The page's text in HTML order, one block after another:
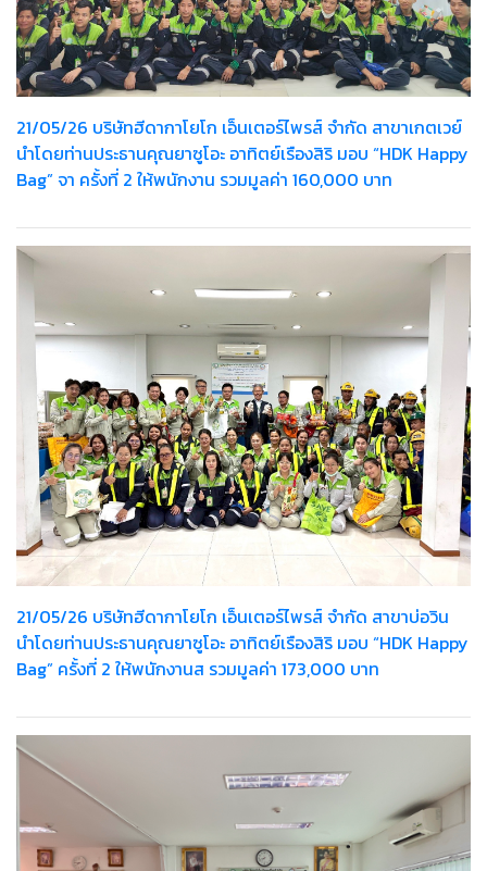
21/05/26 บริษัทฮีดากาโยโก เอ็นเตอร์ไพรส์ จำกัด สาขาเกตเวย์
นำโดยท่านประธานคุณยาซูโอะ อาทิตย์เรืองสิริ มอบ “HDK Happy
Bag” จา ครั้งที่ 2 ให้พนักงาน รวมมูลค่า 160,000 บาท
21/05/26 บริษัทฮีดากาโยโก เอ็นเตอร์ไพรส์ จำกัด สาขาบ่อวิน
นำโดยท่านประธานคุณยาซูโอะ อาทิตย์เรืองสิริ มอบ “HDK Happy
Bag” ครั้งที่ 2 ให้พนักงานส รวมมูลค่า 173,000 บาท